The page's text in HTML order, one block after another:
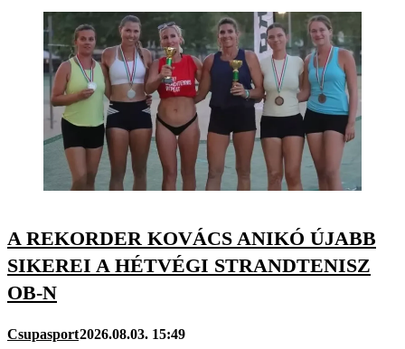
A REKORDER KOVÁCS ANIKÓ ÚJABB
SIKEREI A HÉTVÉGI STRANDTENISZ
OB-N
Csupasport2026.08.03. 15:49